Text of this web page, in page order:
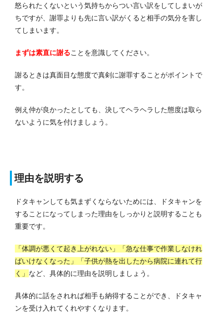
怒られたくないという気持ちからつい言い訳をしてしまいが
ちですが、謝罪よりも先に言い訳がくると相手の気分を害し
てしまいます。
まずは素直に謝ることを意識してください。
謝るときは真面目な態度で真剣に謝罪することがポイントで
す。
例え仲が良かったとしても、決してヘラヘラした態度は取ら
ないように気を付けましょう。
理由を説明する
ドタキャンしても気まずくならないためには、ドタキャンを
することになってしまった理由をしっかりと説明することも
重要です。
「体調が悪くて起き上がれない」「急な仕事で作業しなけれ
ばいけなくなった」「子供が熱を出したから病院に連れて行
く」 など、具体的に理由を説明しましょう。
具体的に話をされれば相手も納得することができ、ドタキャ
ンを受け入れてくれやすくなります。